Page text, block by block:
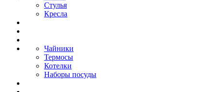
Стулья
Кресла
Чайники
Термосы
Котелки
Наборы посуды